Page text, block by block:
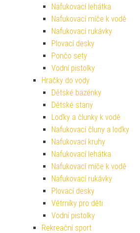
Nafukovací lehátka
Nafukovací míče k vodě
Nafukovací rukávky
Plovací desky
Pončo sety
Vodní pistolky
Hračky do vody
Dětské bazénky
Dětské stany
Loďky a člunky k vodě
Nafukovací čluny a loďky
Nafukovací kruhy
Nafukovací lehátka
Nafukovací míče k vodě
Nafukovací rukávky
Plovací desky
Větrníky pro děti
Vodní pistolky
Rekreační sport